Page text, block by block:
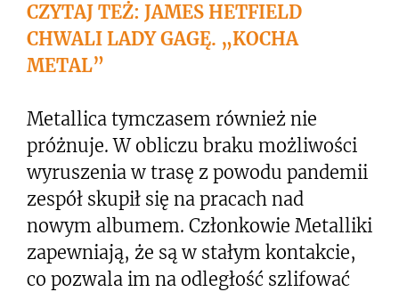
CZYTAJ TEŻ: JAMES HETFIELD
CHWALI LADY GAGĘ. „KOCHA
METAL”
Metallica tymczasem również nie
próżnuje. W obliczu braku możliwości
wyruszenia w trasę z powodu pandemii
zespół skupił się na pracach nad
nowym albumem. Członkowie Metalliki
zapewniają, że są w stałym kontakcie,
co pozwala im na odległość szlifować